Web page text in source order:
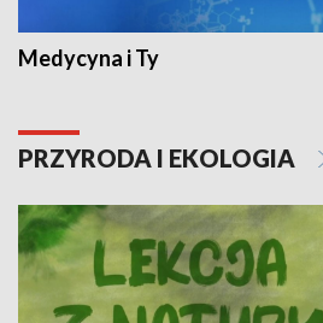
Medycyna i Ty
PRZYRODA I EKOLOGIA